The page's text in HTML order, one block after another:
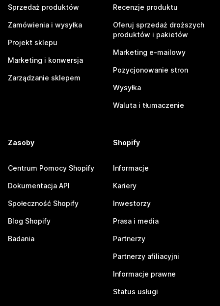
Sprzedaż produktów
Zamówienia i wysyłka
Projekt sklepu
Marketing i konwersja
Zarządzanie sklepem
Recenzje produktu
Oferuj sprzedaż droższych
produktów i pakietów
Marketing e-mailowy
Pozycjonowanie stron
Wysyłka
Waluta i tłumaczenie
Zasoby
Centrum Pomocy Shopify
Dokumentacja API
Społeczność Shopify
Blog Shopify
Badania
Shopify
Informacje
Kariery
Inwestorzy
Prasa i media
Partnerzy
Partnerzy afiliacyjni
Informacje prawne
Status usługi